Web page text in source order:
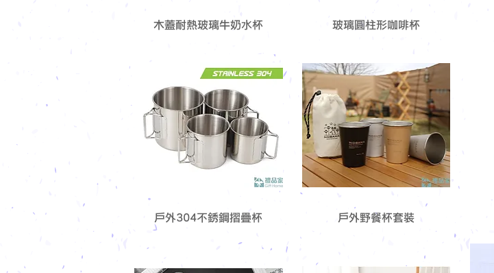
木蓋耐熱玻璃牛奶水杯 玻璃圓柱形咖啡杯
戶外304不銹鋼摺疊杯 戶外野餐杯套裝